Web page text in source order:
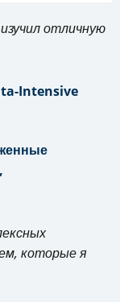
отличную
Intensive
которые я